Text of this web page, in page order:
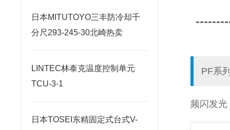
日本MITUTOYO三丰防冷却千
分尺293-245-30北崎热卖
LINTEC林泰克温度控制单元
TCU-3-1
日本TOSEI东精固定式台式V-
PF系
频闪发光